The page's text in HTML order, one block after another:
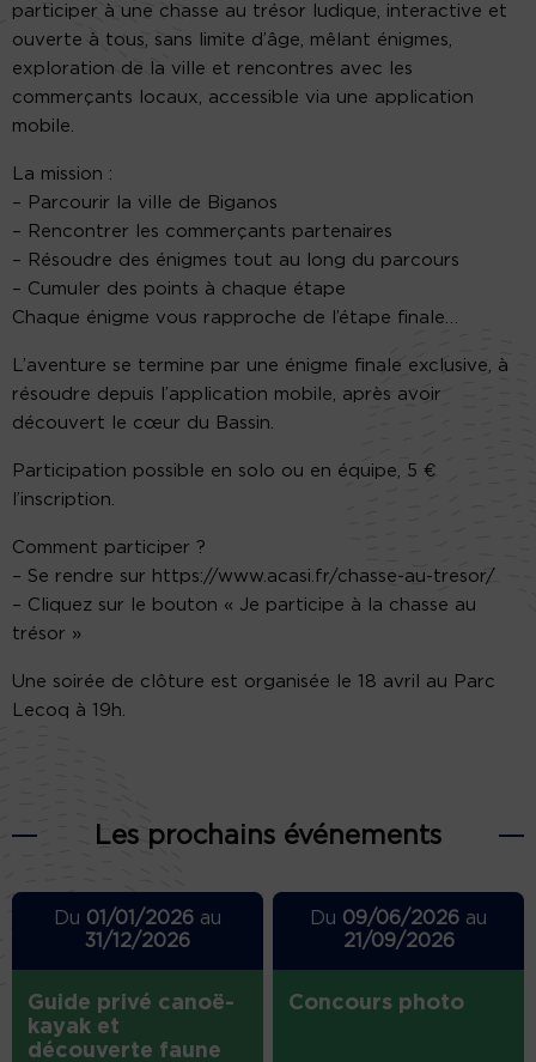
participer à une chasse au trésor ludique, interactive et
ouverte à tous, sans limite d’âge, mêlant énigmes,
exploration de la ville et rencontres avec les
commerçants locaux, accessible via une application
mobile.
La mission :
– Parcourir la ville de Biganos
– Rencontrer les commerçants partenaires
– Résoudre des énigmes tout au long du parcours
– Cumuler des points à chaque étape
Chaque énigme vous rapproche de l’étape finale…
L’aventure se termine par une énigme finale exclusive, à
résoudre depuis l’application mobile, après avoir
découvert le cœur du Bassin.
Participation possible en solo ou en équipe, 5 €
l’inscription.
Comment participer ?
– Se rendre sur https://www.acasi.fr/chasse-au-tresor/
– Cliquez sur le bouton « Je participe à la chasse au
trésor »
Une soirée de clôture est organisée le 18 avril au Parc
Lecoq à 19h.
Les prochains événements
Du 01/01/2026au
31/12/2026
Guide privé canoë-
kayak et
découverte faune
Du 09/06/2026 au
21/09/2026
Concours photo